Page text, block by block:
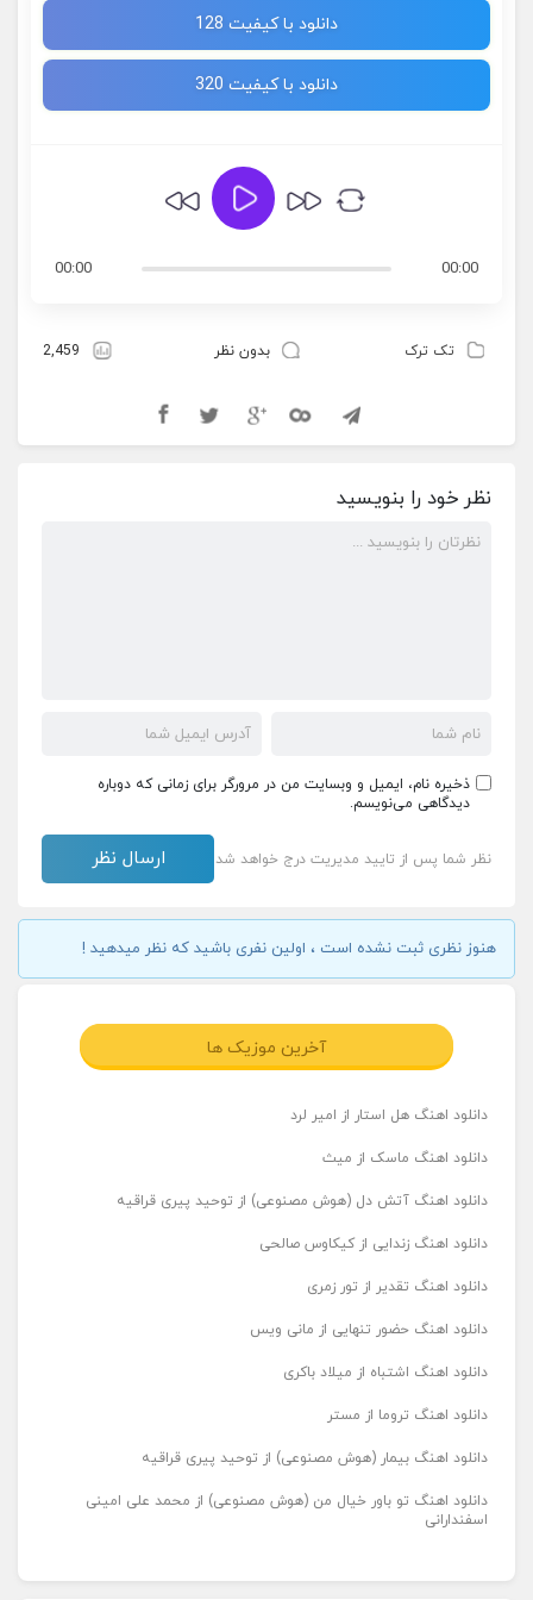
دانلود با کیفیت 128
دانلود با کیفیت 320
00:00
00:00
تک ترک بدون نظر 2,459
نظر خود را بنویسید
ذخیره نام، ایمیل و وبسایت من در مرورگر برای زمانی که دوباره
دیدگاهی می‌نویسم.
نظر شما پس از تایید مدیریت درج خواهد شد
هنوز نظری ثبت نشده است ، اولین نفری باشید که نظر میدهید !
آخرین موزیک ها
دانلود اهنگ هل استار از امیر لرد
دانلود اهنگ ماسک از میث
دانلود اهنگ آتش دل (هوش مصنوعی) از توحید پیری قراقیه
دانلود اهنگ زندایی از کیکاوس صالحی
دانلود اهنگ تقدیر از تور زمری
دانلود اهنگ حضور تنهایی از مانی ویس
دانلود اهنگ اشتباه از میلاد باکری
دانلود اهنگ تروما از مستر
دانلود اهنگ بیمار (هوش مصنوعی) از توحید پیری قراقیه
دانلود اهنگ تو باور خیال من (هوش مصنوعی) از محمد علی امینی
اسفندارانی